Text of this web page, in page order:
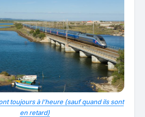
toujours à l’heure (sauf quand ils sont
en retard)